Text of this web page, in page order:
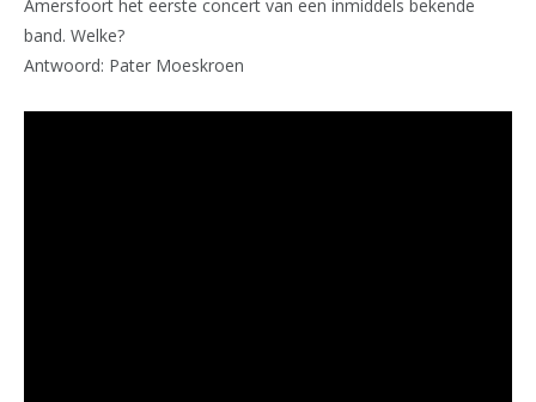
Amersfoort het eerste concert van een inmiddels bekende
band. Welke?
Antwoord: Pater Moeskroen